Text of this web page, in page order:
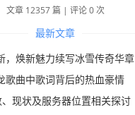
文章 12357 篇 | 评论 0 次
最新文章
，焕新魅力续写冰雪传奇华章
歌曲中歌词背后的热血豪情
现状及服务器位置相关探讨